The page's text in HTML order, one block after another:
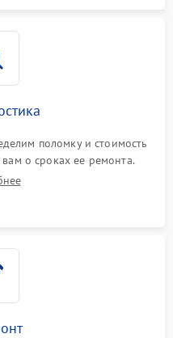
поломку и стоимость
о сроках ее ремонта.